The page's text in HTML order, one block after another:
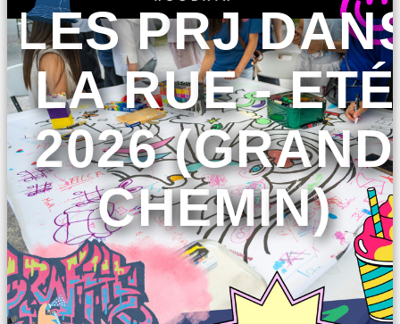
LES PRJ
LA RUE - ETÉ
2026 (GRAND
CHEMIN)